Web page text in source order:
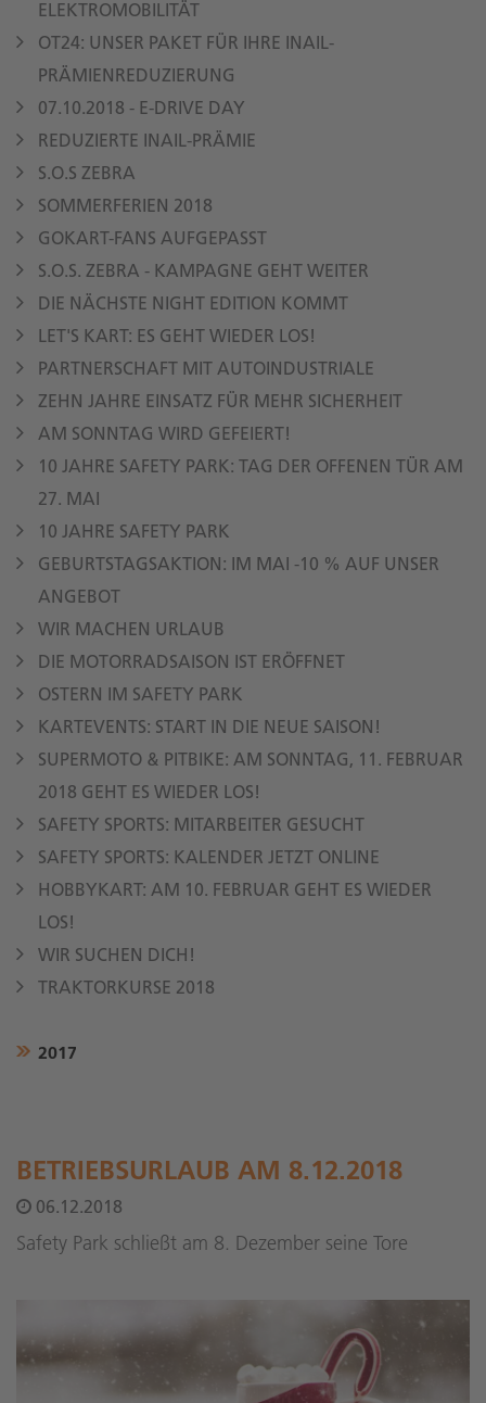
ELEKTROMOBILITÄT
OT24: UNSER PAKET FÜR IHRE INAIL-
PRÄMIENREDUZIERUNG
07.10.2018 - E-DRIVE DAY
REDUZIERTE INAIL-PRÄMIE
S.O.S ZEBRA
SOMMERFERIEN 2018
GOKART-FANS AUFGEPASST
S.O.S. ZEBRA - KAMPAGNE GEHT WEITER
DIE NÄCHSTE NIGHT EDITION KOMMT
LET'S KART: ES GEHT WIEDER LOS!
PARTNERSCHAFT MIT AUTOINDUSTRIALE
ZEHN JAHRE EINSATZ FÜR MEHR SICHERHEIT
AM SONNTAG WIRD GEFEIERT!
10 JAHRE SAFETY PARK: TAG DER OFFENEN TÜR AM
27. MAI
10 JAHRE SAFETY PARK
GEBURTSTAGSAKTION: IM MAI -10 % AUF UNSER
ANGEBOT
WIR MACHEN URLAUB
DIE MOTORRADSAISON IST ERÖFFNET
OSTERN IM SAFETY PARK
KARTEVENTS: START IN DIE NEUE SAISON!
SUPERMOTO & PITBIKE: AM SONNTAG, 11. FEBRUAR
2018 GEHT ES WIEDER LOS!
SAFETY SPORTS: MITARBEITER GESUCHT
SAFETY SPORTS: KALENDER JETZT ONLINE
HOBBYKART: AM 10. FEBRUAR GEHT ES WIEDER
LOS!
WIR SUCHEN DICH!
TRAKTORKURSE 2018
2017
BETRIEBSURLAUB AM 8.12.2018
06.12.2018
Safety Park schließt am 8. Dezember seine Tore